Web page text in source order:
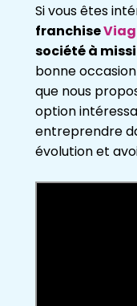
Si vous êtes
franchise
société à
bonne
que nous
option
entreprendre
évolution et